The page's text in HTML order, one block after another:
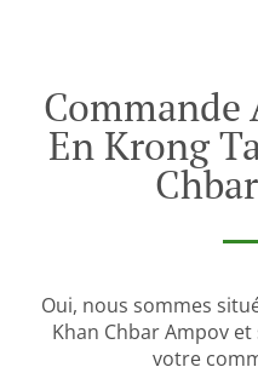
Commande
En Krong
Oui, nous sommes
Khan Chbar Ampov
votre